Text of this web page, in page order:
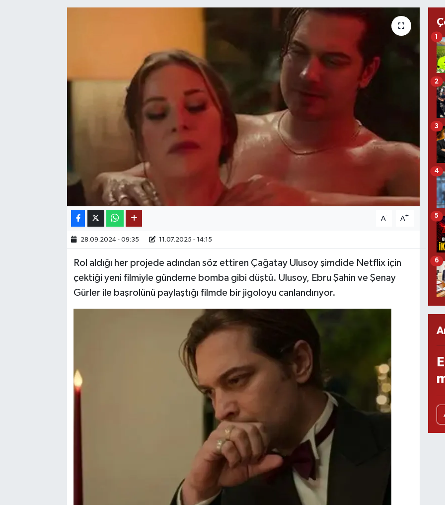
A- A+
28.09.2024 - 09:35 11.07.2025 - 14:15
Rol aldığı her projede adından söz ettiren Çağatay Ulusoy şimdide Netflix için
çektiği yeni filmiyle gündeme bomba gibi düştü. Ulusoy, Ebru Şahin ve Şenay
Gürler ile başrolünü paylaştığı filmde bir jigoloyu canlandırıyor.
1
2
3
4
5
6
KÜLTÜR SANAT